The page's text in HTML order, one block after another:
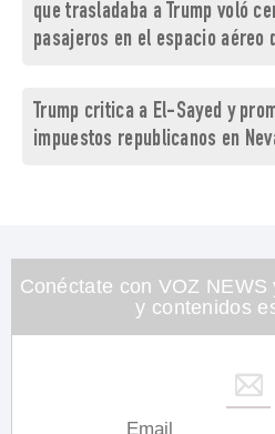
que trasladaba a Trump voló
pasajeros en el espacio aéreo
Trump critica a El-Sayed y
impuestos republicanos en
Conéctate con VOZ
y contenidos